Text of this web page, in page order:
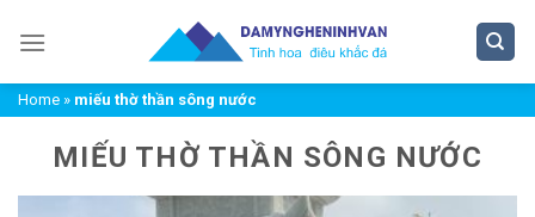
đến
dungHome » miếu thờ thần sông nước
MIẾU THỜ THẦN SÔNG NƯỚC